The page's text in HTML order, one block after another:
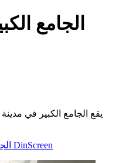
الجامع
يقع الجامع الكبير في
DinScreen